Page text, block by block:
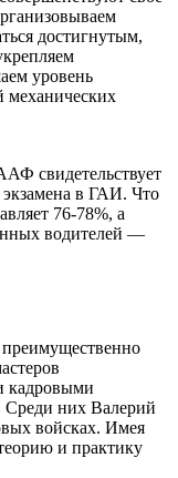
достигнутым,
уровень
механических
свидетельствует
экзамена в ГАИ. Что
76-78%, а
водителей —
кадровыми
Среди них Валерий
войсках. Имея
и практику